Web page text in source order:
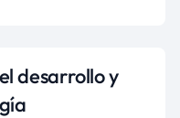
desarrollo y